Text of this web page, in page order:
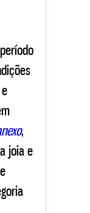
,
joia e